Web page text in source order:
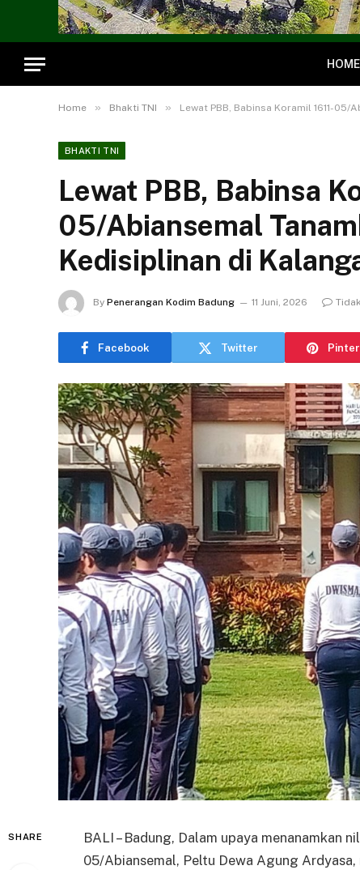
HOME
Home » Bhakti TNI » Lewat PBB, Babinsa Koramil 1611-
BHAKTI TNI
Lewat PBB, Babinsa
05/Abiansemal
Kedisiplinan di
By Penerangan Kodim Badung 11 Juni, 2026
Facebook Twitter
SHARE
BALI – Badung, Dalam upaya menanamkan
05/Abiansemal, Peltu Dewa Agung